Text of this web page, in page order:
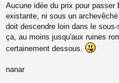
e
s
s
g
e
o
Aucune idée du prix pour
existante, ni sous un
doit descendre loin dans le
ça, au moins jusqu'aux ruines
certainement dessous.
nanar